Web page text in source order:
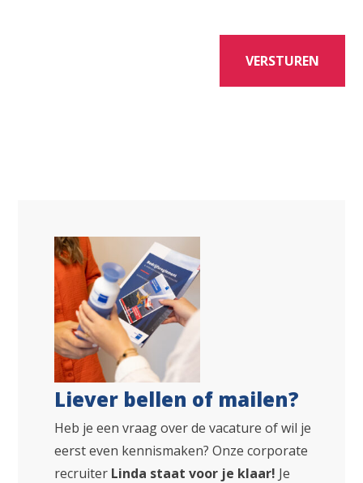
VERSTUREN
Liever bellen of mailen?
Heb je een vraag over de vacature of wil je
eerst even kennismaken? Onze corporate
recruiter Linda staat voor je klaar! Je